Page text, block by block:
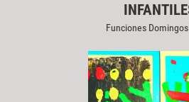
Funciones